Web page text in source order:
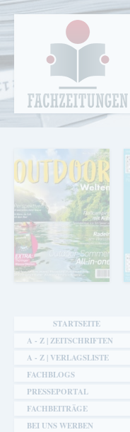
Fachzeitungen.de - Das
für Fachmagazine
eBooks
STARTSEITE
A - Z | ZEITSCHRIFTEN
A - Z | VERLAGSLISTE
FACHBLOGS
PRESSEPORTAL
FACHBEITRÄGE
BEI UNS WERBEN